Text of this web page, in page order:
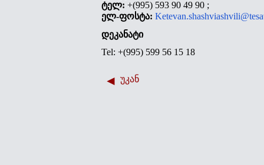
ტელ: +(995) 593 90 49 90 ;
ელ-ფოსტა:
დეკანატი
Tel: +(995) 599 56 15 18
უკან